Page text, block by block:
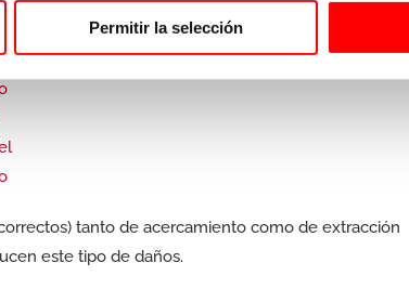
Permitir la selección
tanto de acercamiento como de extracción
este tipo de daños.